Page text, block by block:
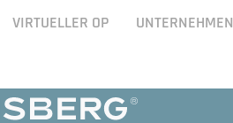
VIRTUELLER OP UNTERNEHMEN